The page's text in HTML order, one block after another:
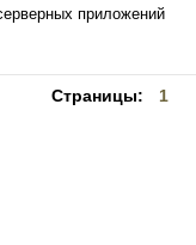
приложений
Страницы: 1